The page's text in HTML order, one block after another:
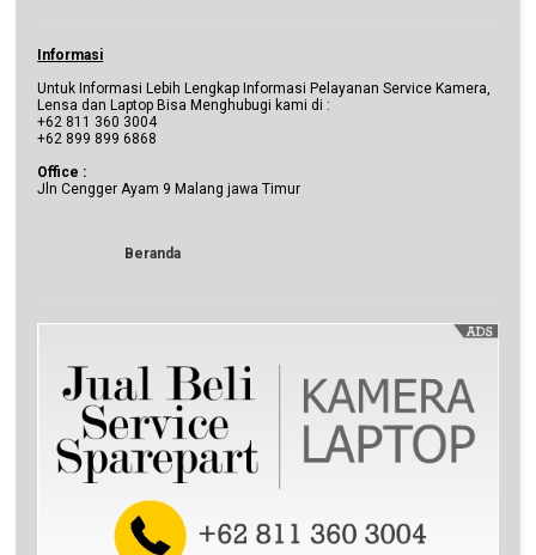
Informasi
Untuk Informasi Lebih Lengkap Informasi Pelayanan Service Kamera,
Lensa dan Laptop Bisa Menghubugi kami di :
+62 811 360 3004
+62 899 899 6868
Office :
Jln Cengger Ayam 9 Malang jawa Timur
Beranda